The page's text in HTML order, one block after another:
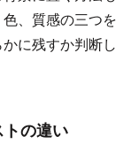
、質感の三つを
に残すか判断し
トの違い